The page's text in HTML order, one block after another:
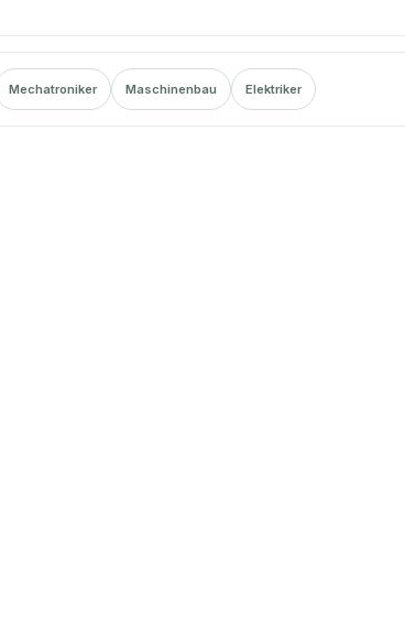
Mechatroniker Maschinenbau Elektriker